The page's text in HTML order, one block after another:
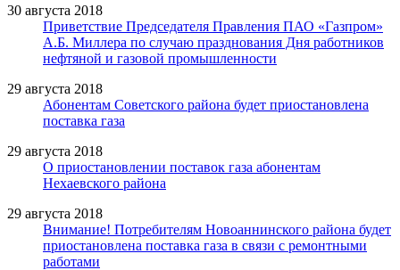
30 августа 2018
Приветствие Председателя Правления ПАО «Газпром»
А.Б. Миллера по случаю празднования Дня работников
нефтяной и газовой промышленности
29 августа 2018
Абонентам Советского района будет приостановлена
поставка газа
29 августа 2018
О приостановлении поставок газа абонентам
Нехаевского района
29 августа 2018
Внимание! Потребителям Новоаннинского района будет
приостановлена поставка газа в связи с ремонтными
работами